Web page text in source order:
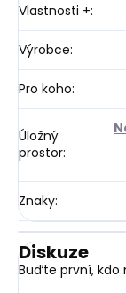
Vlastnosti +:
Výrobce:
Pro koho:
Úložný
prostor:
Znaky:
Diskuze
Buďte první, kdo